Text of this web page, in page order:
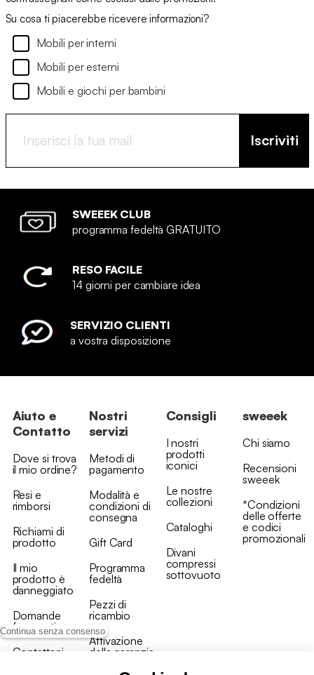
Continua senza consenso
Su cosa ti piacerebbe ricevere informazioni?
Mobili per interni
Mobili per esterni
Mobili e giochi per bambini
Iscriviti
SWEEEK CLUB
programma fedeltà GRATUITO
RESO FACILE
14 giorni per cambiare idea
SERVIZIO CLIENTI
a vostra disposizione
Aiuto e
Contatto
Dove si trova
il mio ordine?
Resi e
rimborsi
Richiami di
prodotto
Il mio
prodotto è
danneggiato
Domande
frequenti
Contattaci
Nostri
servizi
Metodi di
pagamento
Modalità e
condizioni di
consegna
Gift Card
Programma
fedeltà
Pezzi di
ricambio
Attivazione
della garanzia
Consigli
I nostri
prodotti
iconici
Le nostre
collezioni
Cataloghi
Divani
compressi
sottovuoto
sweeek
Chi siamo
Recensioni
sweeek
*Condizioni
delle offerte
e codici
promozionali